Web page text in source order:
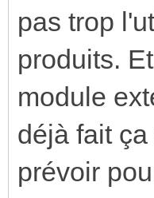
pas trop
produits.
module
déjà fait
prévoir